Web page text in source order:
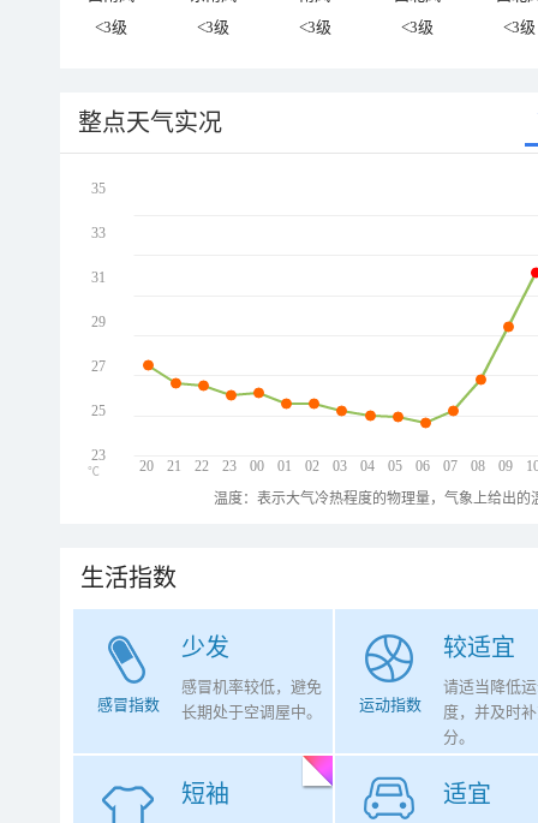
<3级
<3级 <3级 <3级 <3级
整点天气实况
20 21 22 23 00 01 02 03 04 05 06 07 08 09
35
33
31
29
27
25
23
℃
温度：表示大气冷热程度的物理量，气象上给出
生活指数
少发
感冒指数
感冒机率较低，避免
长期处于空调屋中。
较适宜
运动指数
请适当降低
度，并及时
分。
短袖 适宜